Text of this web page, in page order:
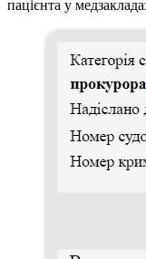
пацієнта у